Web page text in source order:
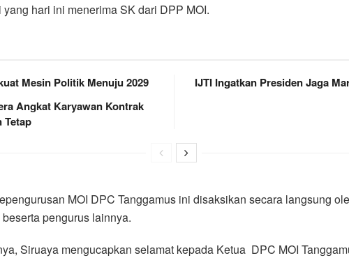
hari ini menerima SK dari DPP MOI.
Mesin Politik Menuju 2029
Angkat Karyawan Kontrak
Tetap
IJTI Ingatkan Presiden Jaga
MOI DPC Tanggamus ini disaksikan secara langsung
pengurus lainnya.
Siruaya mengucapkan selamat kepada Ketua DPC MOI